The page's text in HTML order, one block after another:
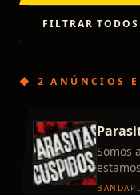
FILTRAR
◆ 2 ANÚNCIOS
Somos
BANDA